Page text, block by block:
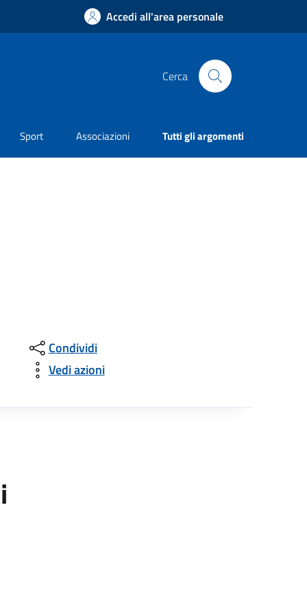
Accedi all'area personale
Cerca
Sport Associazioni Tutti gli argomenti
Condividi
Vedi azioni